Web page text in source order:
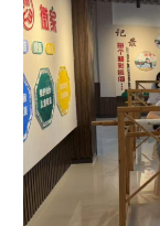
彩票
公益
文化产业
地方频道